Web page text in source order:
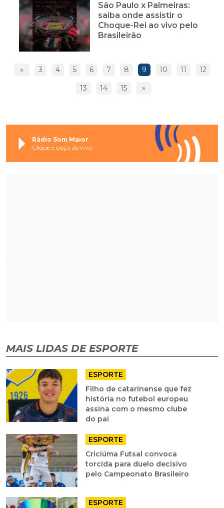
São Paulo x Palmeiras:
saiba onde assistir o
Choque-Rei ao vivo pelo
Brasileirão
« 3 4 5 6 7 8 9 10 11 12
13 14 15 »
Rádio Som Maior
Clique e ouça ao vivo
MAIS LIDAS DE ESPORTE
ESPORTE
Filho de catarinense que fez
história no futebol europeu
assina com o mesmo clube
do pai
ESPORTE
Criciúma Futsal convoca
torcida para duelo decisivo
pelo Campeonato Brasileiro
ESPORTE